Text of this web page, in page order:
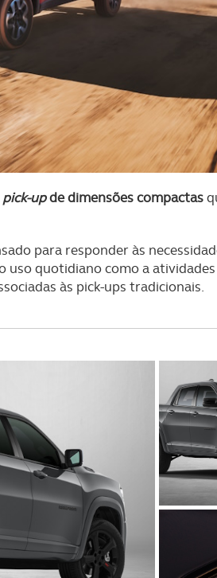
pick-upde dimensões compactas
para responder às
quotidiano como a atividades
às pick-ups tradicionais.